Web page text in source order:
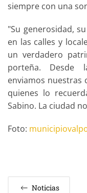
siempre con una
"Su generosidad,
en las calles y
un verdadero
porteña. Desde
enviamos nuestras
quienes lo
Sabino. La ciudad
Foto:
Noticias